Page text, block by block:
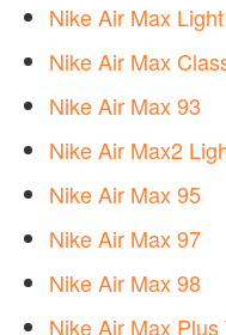
Nike Air Max Light
Nike Air Max
Nike Air Max 93
Nike Air Max2
Nike Air Max 95
Nike Air Max 97
Nike Air Max 98
Nike Air Max Plus